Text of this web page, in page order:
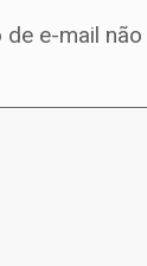
de e-mail